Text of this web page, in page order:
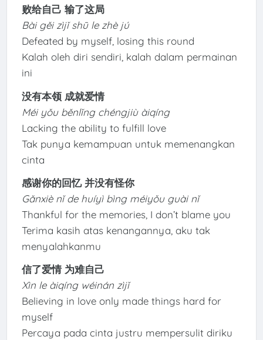
败给自己 输了这局
Bài gěi zìjǐ shū le zhè jú
Defeated by myself, losing this round
Kalah oleh diri sendiri, kalah dalam permainan
ini
没有本领 成就爱情
Méi yǒu běnlǐng chéngjiù àiqíng
Lacking the ability to fulfill love
Tak punya kemampuan untuk memenangkan
cinta
感谢你的回忆 并没有怪你
Gǎnxiè nǐ de huíyì bìng méiyǒu guài nǐ
Thankful for the memories, I don’t blame you
Terima kasih atas kenangannya, aku tak
menyalahkanmu
信了爱情 为难自己
Xìn le àiqíng wéinán zìjǐ
Believing in love only made things hard for
myself
Percaya pada cinta justru mempersulit diriku